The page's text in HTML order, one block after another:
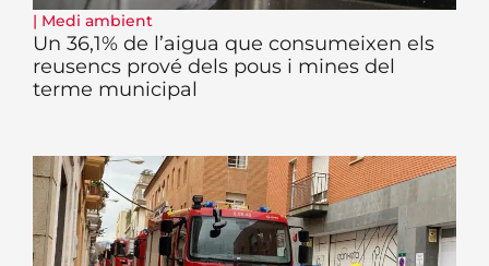
| Medi ambient
Un 36,1% de l’aigua que consumeixen els
reusencs prové dels pous i mines del
terme municipal